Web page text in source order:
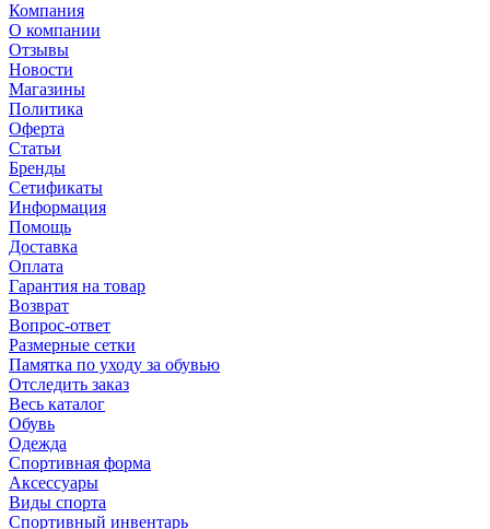
Компания
О компании
Отзывы
Новости
Магазины
Политика
Оферта
Статьи
Бренды
Сетификаты
Информация
Помощь
Доставка
Оплата
Гарантия на товар
Возврат
Вопрос-ответ
Размерные сетки
Памятка по уходу за обувью
Отследить заказ
Весь каталог
Обувь
Одежда
Спортивная форма
Аксессуары
Виды спорта
Спортивный инвентарь